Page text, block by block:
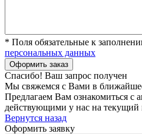
* Поля обязательные к
персональных данных
Спасибо! Ваш запрос получен
Мы свяжемся с Вами в
Предлагаем Вам ознакомиться с
действующими у нас на текущий
Вернутся назад
Оформить заявку